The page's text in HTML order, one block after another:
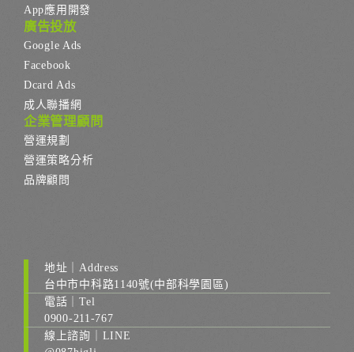
App應用開發
廣告投放
Google Ads
Facebook
Dcard Ads
成人聯播網
企業管理顧問
營運規劃
營運策略分析
品牌顧問
地址｜Address
台中市中科路1140號(中部科學園區)
電話｜Tel
0900-211-767
線上諮詢｜LINE